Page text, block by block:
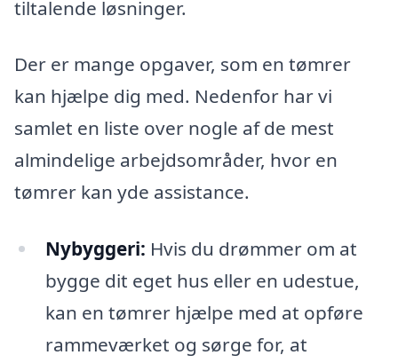
tiltalende løsninger.
Der er mange opgaver, som en tømrer
kan hjælpe dig med. Nedenfor har vi
samlet en liste over nogle af de mest
almindelige arbejdsområder, hvor en
tømrer kan yde assistance.
Nybyggeri: Hvis du drømmer om at
bygge dit eget hus eller en udestue,
kan en tømrer hjælpe med at opføre
rammeværket og sørge for, at